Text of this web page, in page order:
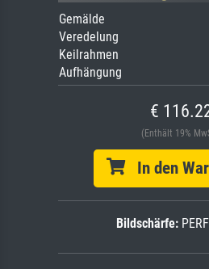
Gemälde
Veredelung
Keilrahmen
Aufhängung
€
(Enthält 19%
In den
Bildschärfe: